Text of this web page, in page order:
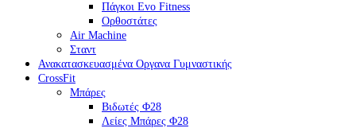
Πάγκοι Evo Fitness
Ορθοστάτες
Air Machine
Σταντ
Ανακατασκευασμένα Οργανα Γυμναστικής
CrossFit
Μπάρες
Βιδωτές Φ28
Λείες Μπάρες Φ28